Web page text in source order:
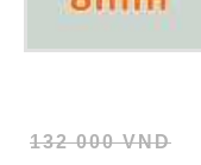
132 000 VND